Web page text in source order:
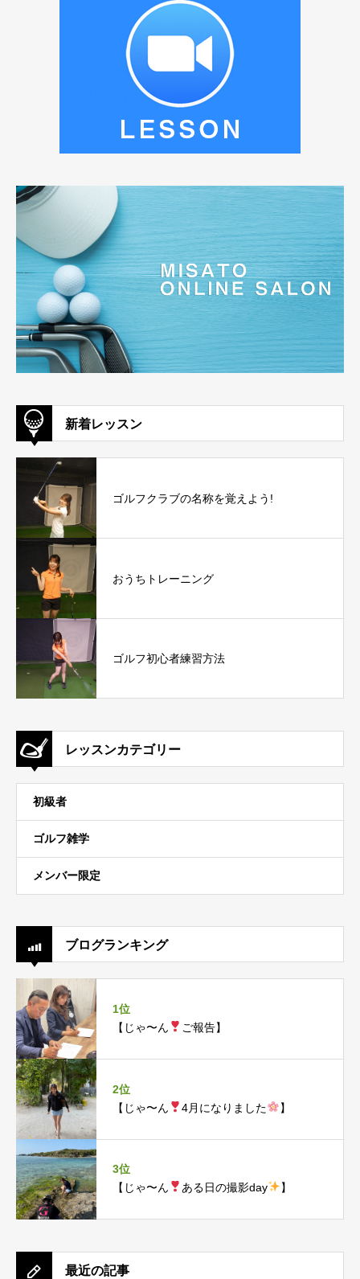
新着レッスン
ゴルフクラブの名称を覚えよう!
おうちトレーニング
ゴルフ初心者練習方法
レッスンカテゴリー
初級者
ゴルフ雑学
メンバー限定
ブログランキング
1位
【じゃ〜ん
ご報告】
2位
【じゃ〜ん
4月になりました 】
3位
【じゃ〜ん
ある日の撮影day 】
最近の記事